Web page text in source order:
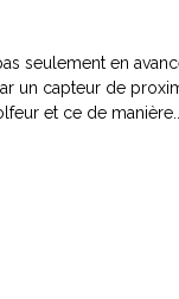
seulement en
un capteur de
et ce de manière...